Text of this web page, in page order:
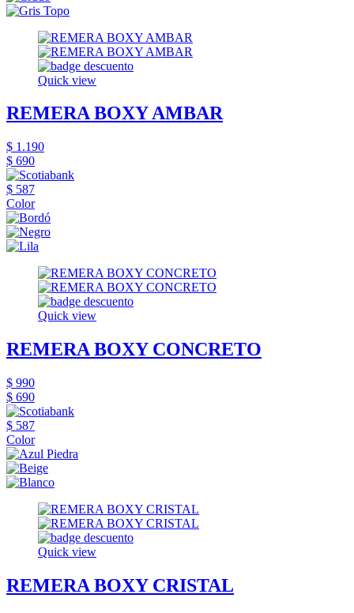
Quick view
REMERA BOXY AMBAR
$ 1.190
$ 690
$ 587
Color
Quick view
REMERA BOXY CONCRETO
$ 990
$ 690
$ 587
Color
Quick view
REMERA BOXY CRISTAL